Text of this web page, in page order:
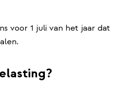
voor 1 juli van het jaar dat